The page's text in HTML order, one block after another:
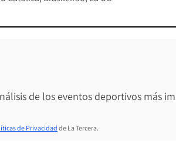
de los eventos deportivos más
de Privacidad de La Tercera.